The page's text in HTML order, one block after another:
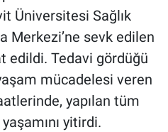
Üniversitesi Sağlık
Merkezi’ne sevk edilen
edildi. Tedavi gördüğü
mücadelesi veren
yapılan tüm
yitirdi.